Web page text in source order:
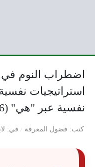
اضطراب النوم في
استراتيجيات
نفسية عبر "هي" (2026)
كتب فضول المعرفة في